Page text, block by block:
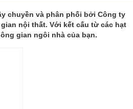
chuyền và phân phối bởi Công ty
nội thất. Với kết cấu từ các hạt
gian ngôi nhà của bạn.